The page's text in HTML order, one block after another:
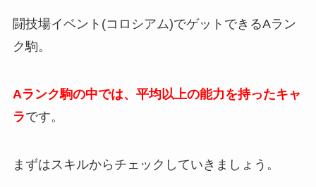
闘技場イベント(コロシアム)でゲットできるAラン
ク駒。
Aランク駒の中では、平均以上の能力を持ったキャ
ラです。
まずはスキルからチェックしていきましょう。